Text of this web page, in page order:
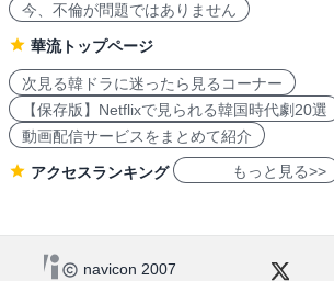
今、不倫が問題ではありません
華流トップページ
次見る韓ドラに迷ったら見るコーナー
【保存版】Netflixで見られる韓国時代劇20選
動画配信サービスをまとめて紹介
アクセスランキング もっと見る>>
navicon 2007